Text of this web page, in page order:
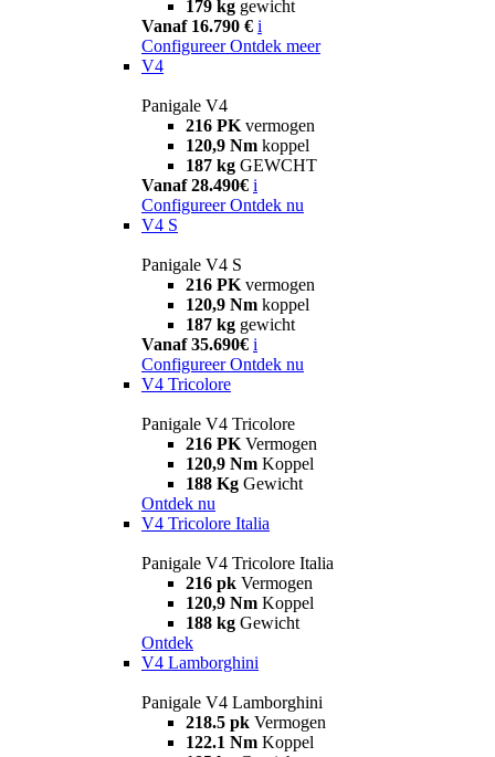
179 kg gewicht
Vanaf 16.790 € i
Configureer Ontdek meer
V4
Panigale V4
216 PK vermogen
120,9 Nm koppel
187 kg GEWCHT
Vanaf 28.490€ i
Configureer Ontdek nu
V4 S
Panigale V4 S
216 PK vermogen
120,9 Nm koppel
187 kg gewicht
Vanaf 35.690€ i
Configureer Ontdek nu
V4 Tricolore
Panigale V4 Tricolore
216 PK Vermogen
120,9 Nm Koppel
188 Kg Gewicht
Ontdek nu
V4 Tricolore Italia
Panigale V4 Tricolore Italia
216 pk Vermogen
120,9 Nm Koppel
188 kg Gewicht
Ontdek
V4 Lamborghini
Panigale V4 Lamborghini
218.5 pk Vermogen
122.1 Nm Koppel